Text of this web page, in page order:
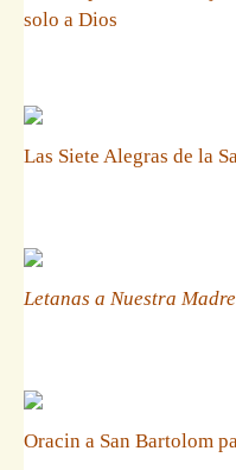
solo a Dios
Las Siete Alegras de la
Letanas a Nuestra
Oracin a San Bartolom